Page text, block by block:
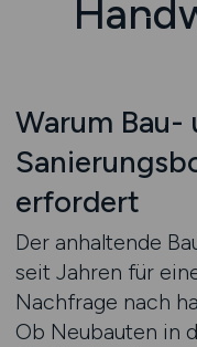
Warum Bau-
erfordert
Der anhaltende
seit Jahren für
Nachfrage nach
Ob Neubauten in